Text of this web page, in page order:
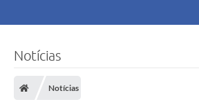
Notícias
Notícias